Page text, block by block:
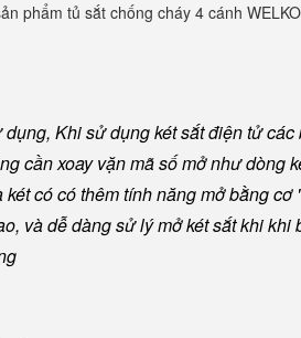
phẩm tủ sắt chống cháy 4 cánh
Khi sử dụng két sắt điện tử các
cần xoay vặn mã số mở như dòng
có có thêm tính năng mở bằng cơ
và dễ dàng sử lý mở két sắt khi khi